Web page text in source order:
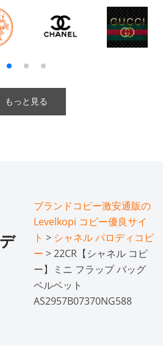
もっと見る
ブランドコピー激安通販の
Levelkopi コピー優良サイ
ト > シャネル パロディコピ
ー > 22CR【シャネル コピ
ー】ミニ フラップ バッグ
ベルベット
AS2957B07370NG588